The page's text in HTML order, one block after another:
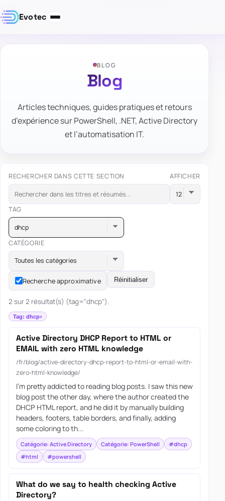
Evotec
BLOG
Blog
Articles techniques, guides pratiques et retours
d’expérience sur PowerShell, .NET, Active Directory
et l’automatisation IT.
RECHERCHER DANS CETTE SECTION AFFICHER
TAG
dhcp
CATÉGORIE
Toutes les catégories
Recherche approximative Réinitialiser
2 sur 2 résultat(s) (tag="dhcp").
Tag: dhcp
Active Directory DHCP Report to HTML or
EMAIL with zero HTML knowledge
/fr/blog/active-directory-dhcp-report-to-html-or-email-with-
zero-html-knowledge/
I’m pretty addicted to reading blog posts. I saw this new
blog post the other day, where the author created the
DHCP HTML report, and he did it by manually building
headers, footers, table borders, and finally, adding
some coloring to th...
Catégorie: Active Directory Catégorie: PowerShell
#dhcp
#html
#powershell
What do we say to health checking Active
Directory?